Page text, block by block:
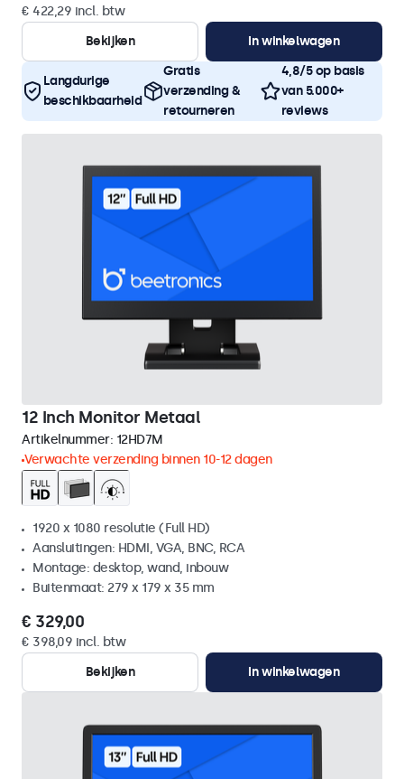
€ 422,29 incl. btw
Bekijken
In winkelwagen
Langdurige
beschikbaarheid
Gratis
verzending &
retourneren
4,8/5 op basis
van 5.000+
reviews
12 Inch Monitor Metaal
Artikelnummer: 12HD7M
Verwachte verzending binnen 10-12 dagen
1920 x 1080 resolutie (Full HD)
Aansluitingen: HDMI, VGA, BNC, RCA
Montage: desktop, wand, inbouw
Buitenmaat: 279 x 179 x 35 mm
€ 329,00
€ 398,09 incl. btw
Bekijken
In winkelwagen